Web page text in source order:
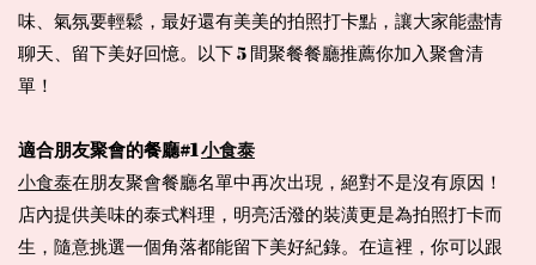
味、氣氛要輕鬆，最好還有美美的拍照打卡點，讓大家能盡情
聊天、留下美好回憶。以下 5 間聚餐餐廳推薦你加入聚會清
單！
適合朋友聚會的餐廳#1 小食泰
小食泰在朋友聚會餐廳名單中再次出現，絕對不是沒有原因！
店內提供美味的泰式料理，明亮活潑的裝潢更是為拍照打卡而
生，隨意挑選一個角落都能留下美好紀錄。在這裡，你可以跟